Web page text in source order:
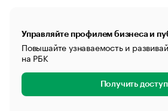
Управляйте профилем бизнеса и
Повышайте узнаваемость и
на РБК
Получить доступ